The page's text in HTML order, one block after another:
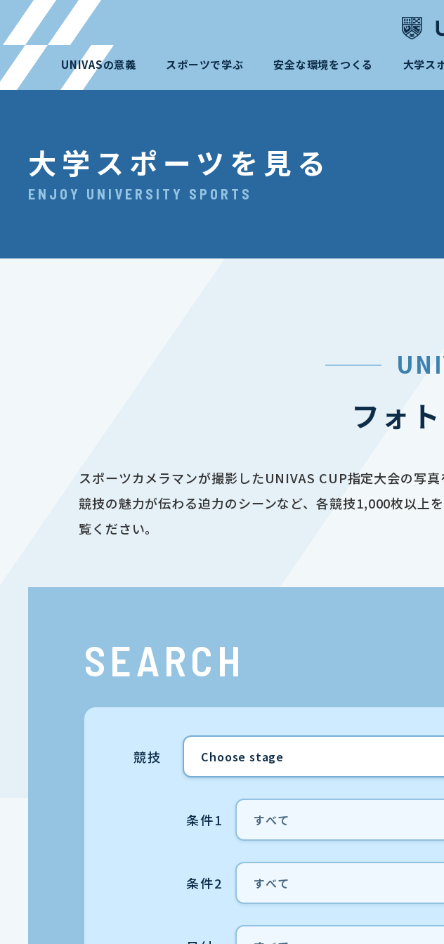
UNIVASの意義 スポーツで学ぶ 安全な環境をつくる 大学ス
大学スポーツを見る
ENJOY UNIVERSITY SPORTS
フォ
スポーツカメラマンが撮影したUNIVAS CUP指定大会の写
競技の魅力が伝わる迫力のシーンなど、各競技1,000枚以上
覧ください。
SEARCH
競技
条件1
条件2